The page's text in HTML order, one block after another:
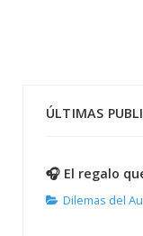
ÚLTIMAS
🎧 El regalo
Dilemas del